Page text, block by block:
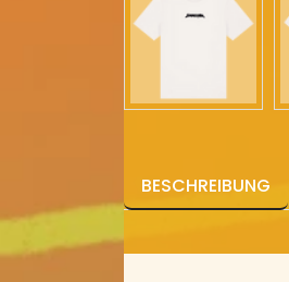
BESCHREIBUNG